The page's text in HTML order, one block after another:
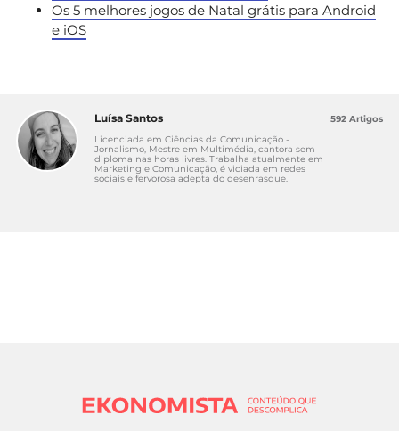
Os 5 melhores jogos de Natal grátis para Android
e iOS
Luísa Santos
Licenciada em Ciências da Comunicação -
Jornalismo, Mestre em Multimédia, cantora sem
diploma nas horas livres. Trabalha atualmente em
Marketing e Comunicação, é viciada em redes
sociais e fervorosa adepta do desenrasque.
592 Artigos